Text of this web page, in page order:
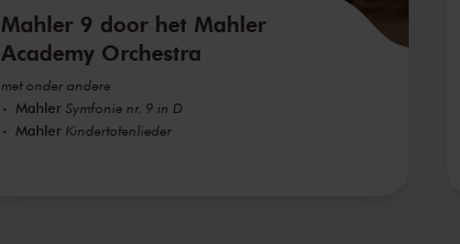
Mahler 9 door het Mahler
Academy Orchestra
met onder andere
Mahler Symfonie nr. 9 in D
Mahler Kindertotenlieder